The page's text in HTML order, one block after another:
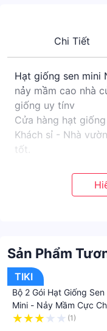
Chi Tiết
Hạt giống sen mini
nảy mầm cao nhà
giống uy tínv
Cửa hàng hạt
Khách sỉ - Nhà
tốt.
có nguồn gốc rõ
màu
- Số hạt/gói: 10 Hạt
- Tỷ lệ nẩy mầm:
- Nhiệt độ gieo: 15 -
- Nhiệt độ ST: 15 -
- Thời gian thu
Sản Phẩm
TIKI
Bộ 2 Gói Hạt Giống
Mini - Nảy Mầm Cực
(1)